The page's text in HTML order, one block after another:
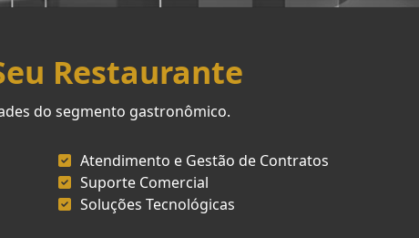
Restaurante
do segmento gastronômico.
Atendimento e Gestão de Contratos
Suporte Comercial
Soluções Tecnológicas